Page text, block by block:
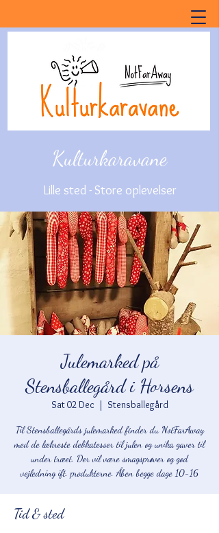
Kulturkaravane
Lille sted - Store oplevelser
Julemarked på
Stensballegård i Horsens
Sat 02 Dec
  |
Stensballegård
Til Stensballegårds julemarked finder du NotFarAway
med de lækreste delikatesser til julen og unika gaver til
under træet. Der vil være smagsprøver og god
vejledning ift. produkterne. Åben begge dage 10-16
Tid & sted